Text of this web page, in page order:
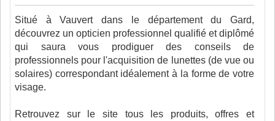
Situé à Vauvert dans le département du Gard,
découvrez un opticien professionnel qualifié et diplômé
qui saura vous prodiguer des conseils de
professionnels pour l'acquisition de lunettes (de vue ou
solaires) correspondant idéalement à la forme de votre
visage.
Retrouvez sur le site tous les produits, offres et